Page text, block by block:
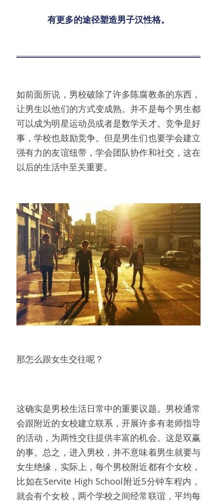
有更多的途径塑造男子汉性格。
如前面所说，男校破除了许多陈腐教条的东西，
让男生以他们的方式变成熟。并不是每个男生都
可以成为明星运动员或者是数学天才。竞争是好
事，学校也鼓励竞争。但是男生们也要学会建立
强有力的友谊纽带，学会团队协作和社交，这在
以后的生活中至关重要。
那怎么跟女生交往呢？
这确实是男校生活日常中的重要议题。男校通常
会跟附近的女校建立联系，开展许多有老师指导
的活动，为两性交往提供丰富的机会。这是双赢
的事。总之，进入男校，并不意味着男生就要与
女生绝缘，实际上，每个男校附近都有个女校，
比如在Servite High School附近5分钟车程内，
就会有个女校，两个学校之间经常联谊，平均每